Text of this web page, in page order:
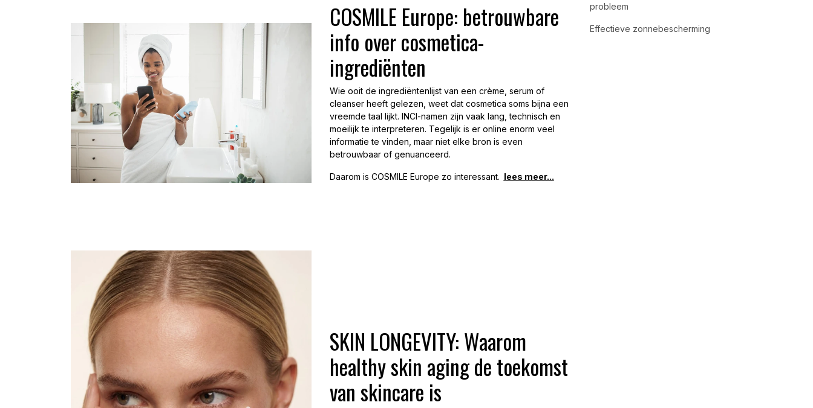
COSMILE Europe: betrouwbare
info over cosmetica-
ingrediënten
Wie ooit de ingrediëntenlijst van een crème, serum of
cleanser heeft gelezen, weet dat cosmetica soms bijna een
vreemde taal lijkt. INCI-namen zijn vaak lang, technisch en
moeilijk te interpreteren. Tegelijk is er online enorm veel
informatie te vinden, maar niet elke bron is even
betrouwbaar of genuanceerd.
Daarom is COSMILE Europe zo interessant. lees meer...
SKIN LONGEVITY: Waarom
healthy skin aging de toekomst
van skincare is
probleem
Effectieve zonnebescherming